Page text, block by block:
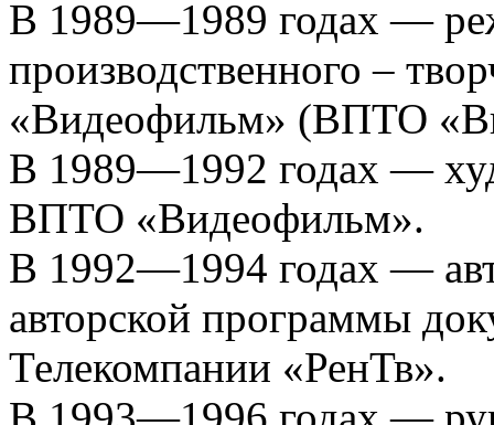
В 1989—1989 годах —
производственного –
«Видеофильм» (ВПТО
В 1989—1992 годах —
ВПТО «Видеофильм».
В 1992—1994 годах —
авторской программы
Телекомпании «РенТв».